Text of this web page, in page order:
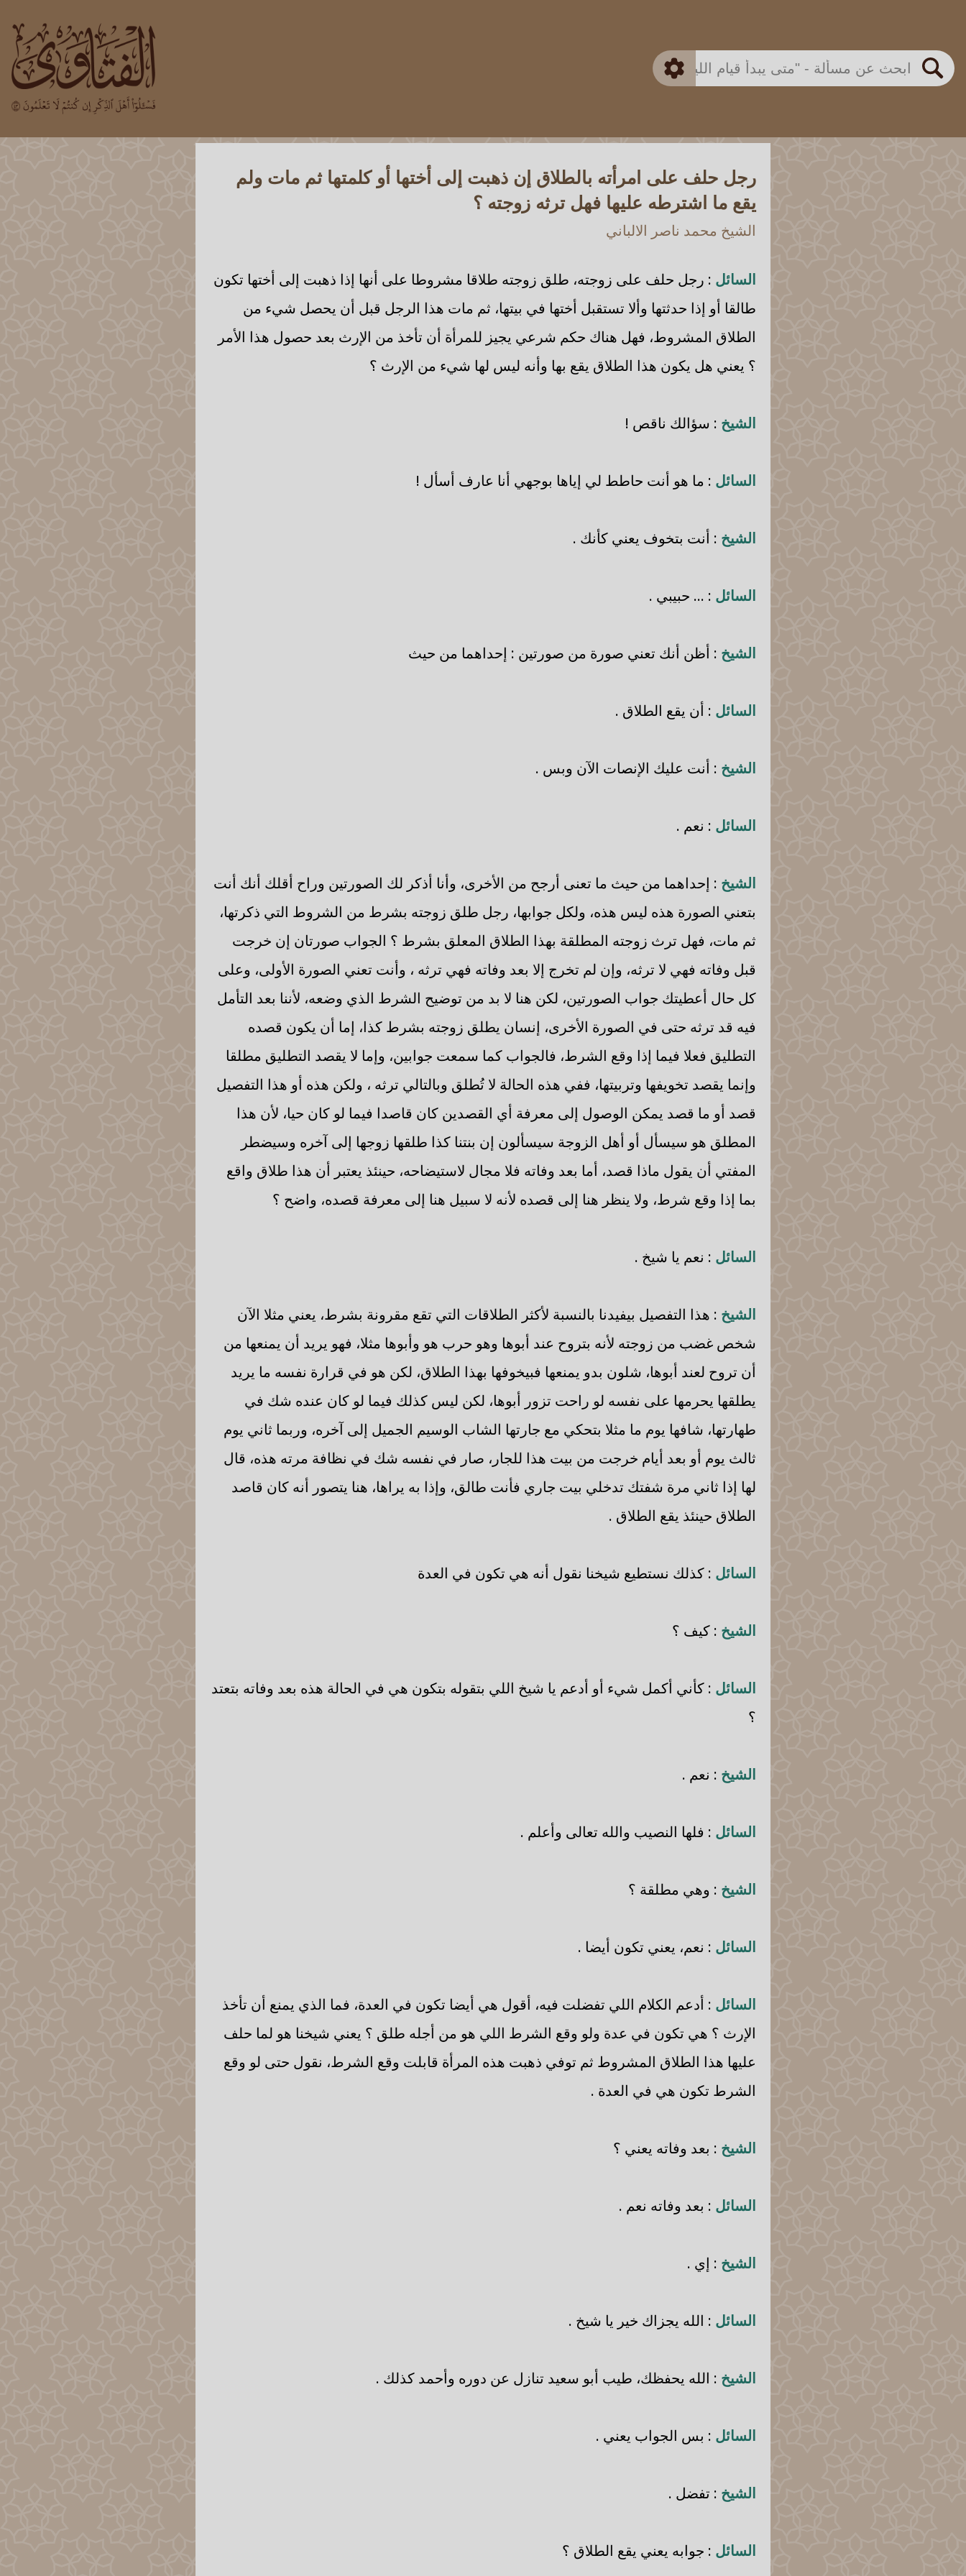
بحث
اللجنة الدائمة
متقدم
رجل حلف على امرأته بالطلاق إن ذهبت إلى أختها أو كلمتها ثم مات ولم
يقع ما اشترطه عليها فهل ترثه زوجته ؟
الشيخ محمد ناصر الالباني
السائل : رجل حلف على زوجته، طلق زوجته طلاقا مشروطا على أنها إذا ذهبت إلى أختها تكون
طالقا أو إذا حدثتها وألا تستقبل أختها في بيتها، ثم مات هذا الرجل قبل أن يحصل شيء من
الطلاق المشروط، فهل هناك حكم شرعي يجيز للمرأة أن تأخذ من الإرث بعد حصول هذا الأمر
؟ يعني هل يكون هذا الطلاق يقع بها وأنه ليس لها شيء من الإرث ؟
الشيخ : سؤالك ناقص !
السائل : ما هو أنت حاطط لي إياها بوجهي أنا عارف أسأل !
الشيخ : أنت بتخوف يعني كأنك .
السائل : ... حبيبي .
الشيخ : أظن أنك تعني صورة من صورتين : إحداهما من حيث
السائل : أن يقع الطلاق .
الشيخ : أنت عليك الإنصات الآن وبس .
السائل : نعم .
الشيخ : إحداهما من حيث ما تعنى أرجح من الأخرى، وأنا أذكر لك الصورتين وراح أقلك أنك أنت
بتعني الصورة هذه ليس هذه، ولكل جوابها، رجل طلق زوجته بشرط من الشروط التي ذكرتها،
ثم مات، فهل ترث زوجته المطلقة بهذا الطلاق المعلق بشرط ؟ الجواب صورتان إن خرجت
قبل وفاته فهي لا ترثه، وإن لم تخرج إلا بعد وفاته فهي ترثه ، وأنت تعني الصورة الأولى، وعلى
كل حال أعطيتك جواب الصورتين، لكن هنا لا بد من توضيح الشرط الذي وضعه، لأننا بعد التأمل
فيه قد ترثه حتى في الصورة الأخرى، إنسان يطلق زوجته بشرط كذا، إما أن يكون قصده
التطليق فعلا فيما إذا وقع الشرط، فالجواب كما سمعت جوابين، وإما لا يقصد التطليق مطلقا
وإنما يقصد تخويفها وتربيتها، ففي هذه الحالة لا تُطلق وبالتالي ترثه ، ولكن هذه أو هذا التفصيل
قصد أو ما قصد يمكن الوصول إلى معرفة أي القصدين كان قاصدا فيما لو كان حيا، لأن هذا
المطلق هو سيسأل أو أهل الزوجة سيسألون إن بنتنا كذا طلقها زوجها إلى آخره وسيضطر
المفتي أن يقول ماذا قصد، أما بعد وفاته فلا مجال لاستيضاحه، حينئذ يعتبر أن هذا طلاق واقع
بما إذا وقع شرط، ولا ينظر هنا إلى قصده لأنه لا سبيل هنا إلى معرفة قصده، واضح ؟
السائل : نعم يا شيخ .
الشيخ : هذا التفصيل بيفيدنا بالنسبة لأكثر الطلاقات التي تقع مقرونة بشرط، يعني مثلا الآن
شخص غضب من زوجته لأنه بتروح عند أبوها وهو حرب هو وأبوها مثلا، فهو يريد أن يمنعها من
أن تروح لعند أبوها، شلون بدو يمنعها فبيخوفها بهذا الطلاق، لكن هو في قرارة نفسه ما يريد
يطلقها يحرمها على نفسه لو راحت تزور أبوها، لكن ليس كذلك فيما لو كان عنده شك في
طهارتها، شافها يوم ما مثلا بتحكي مع جارتها الشاب الوسيم الجميل إلى آخره، وربما ثاني يوم
ثالث يوم أو بعد أيام خرجت من بيت هذا للجار، صار في نفسه شك في نظافة مرته هذه، قال
لها إذا ثاني مرة شفتك تدخلي بيت جاري فأنت طالق، وإذا به يراها، هنا يتصور أنه كان قاصد
الطلاق حينئذ يقع الطلاق .
السائل : كذلك نستطيع شيخنا نقول أنه هي تكون في العدة
الشيخ : كيف ؟
السائل : كأني أكمل شيء أو أدعم يا شيخ اللي بتقوله بتكون هي في الحالة هذه بعد وفاته بتعتد
؟
الشيخ : نعم .
السائل : فلها النصيب والله تعالى وأعلم .
الشيخ : وهي مطلقة ؟
السائل : نعم، يعني تكون أيضا .
السائل : أدعم الكلام اللي تفضلت فيه، أقول هي أيضا تكون في العدة، فما الذي يمنع أن تأخذ
الإرث ؟ هي تكون في عدة ولو وقع الشرط اللي هو من أجله طلق ؟ يعني شيخنا هو لما حلف
عليها هذا الطلاق المشروط ثم توفي ذهبت هذه المرأة قابلت وقع الشرط، نقول حتى لو وقع
الشرط تكون هي في العدة .
الشيخ : بعد وفاته يعني ؟
السائل : بعد وفاته نعم .
الشيخ : إي .
السائل : الله يجزاك خير يا شيخ .
الشيخ : الله يحفظك، طيب أبو سعيد تنازل عن دوره وأحمد كذلك .
السائل : بس الجواب يعني .
الشيخ : تفضل .
السائل : جوابه يعني يقع الطلاق ؟